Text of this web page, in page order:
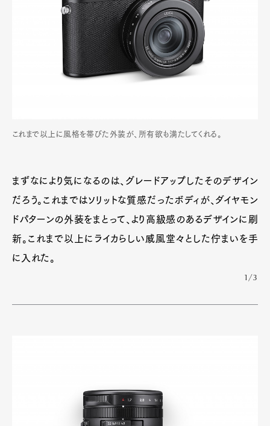
これまで以上に風格を帯びた外装が、所有欲も満たしてくれる。
まずなにより気になるのは、グレードアップしたそのデザイン
だろう。これまではソリットな質感だったボディが、ダイヤモン
ドパターンの外装をまとって、より高級感のあるデザインに刷
新。これまで以上にライカらしい威風堂々とした佇まいを手
に入れた。
1/3